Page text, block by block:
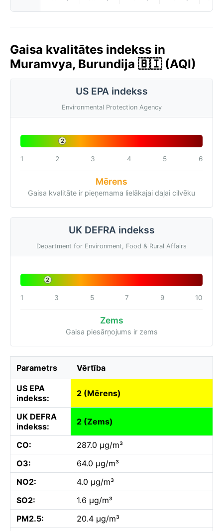
Gaisa kvalitātes indekss in
Muramvya, Burundija 🇧🇮 (AQI)
US EPA indekss
Environmental Protection Agency
2
1 2 3 4 5 6
Mērens
Gaisa kvalitāte ir pieņemama lielākajai daļai cilvēku
UK DEFRA indekss
Department for Environment, Food & Rural Affairs
2
1 3 5 7 9 10
Zems
Gaisa piesārņojums ir zems
Parametrs Vērtība
US EPA
indekss:
2 (Mērens)
UK DEFRA
indekss:
2 (Zems)
CO:
287.0 µg/m³
O3:
64.0 µg/m³
NO2:
4.0 µg/m³
SO2:
1.6 µg/m³
PM2.5:
20.4 µg/m³